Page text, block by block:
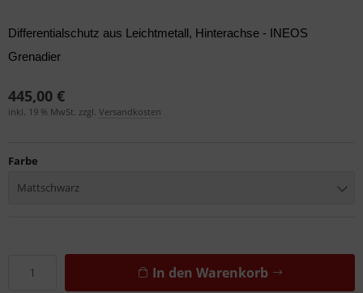
Differentialschutz aus Leichtmetall, Hinterachse - INEOS
Grenadier
445,00 €
inkl. 19 % MwSt. zzgl. Versandkosten
Farbe
Mattschwarz
In den Warenkorb